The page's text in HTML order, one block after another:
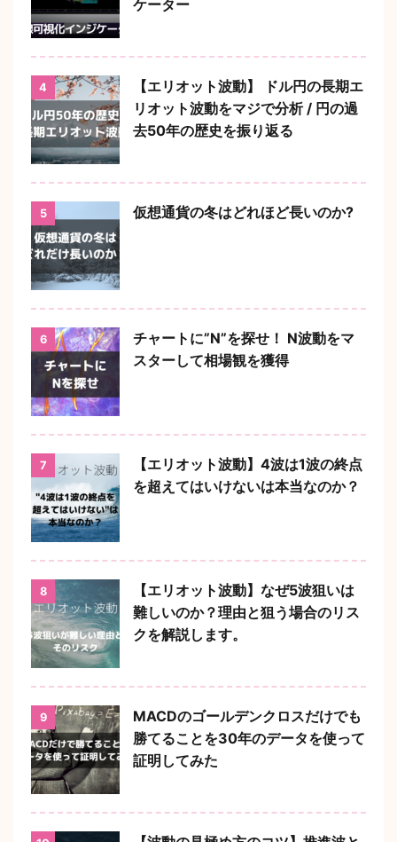
ケーター
4
【エリオット波動】 ドル円の長期エ
リオット波動をマジで分析 / 円の過
去50年の歴史を振り返る
5 仮想通貨の冬はどれほど長いのか?
6
チャートに”N”を探せ！ N波動をマ
スターして相場観を獲得
7
【エリオット波動】4波は1波の終点
を超えてはいけないは本当なのか？
8
【エリオット波動】なぜ5波狙いは
難しいのか？理由と狙う場合のリス
クを解説します。
9
MACDのゴールデンクロスだけでも
勝てることを30年のデータを使って
証明してみた